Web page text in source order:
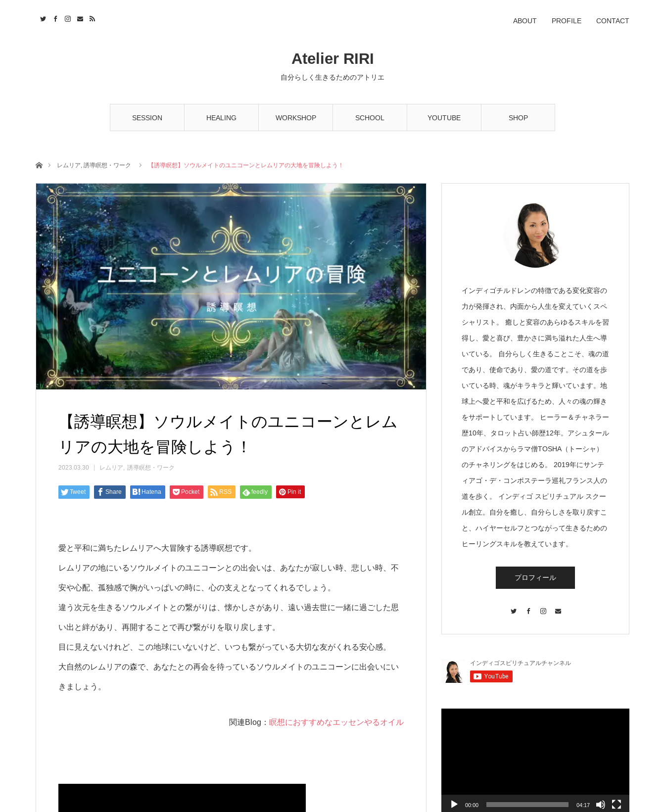
Atelier RIRI
自分らしく生きるためのアトリエ
SESSION HEALING WORKSHOP SCHOOL YOUTUBE SHOP
ABOUT PROFILE CONTACT
ホームレムリア, 誘導瞑想・ワーク 【誘導瞑想】ソウルメイトのユニコーンとレムリアの大地を冒険しよう！
【誘導瞑想】ソウルメイトのユニコーンとレム
リアの大地を冒険しよう！
2023.03.30 レムリア 誘導瞑想・ワーク
Tweet Share Hatena Pocket RSS feedly Pin it
愛と平和に満ちたレムリアへ大冒険する誘導瞑想です。
レムリアの地にいるソウルメイトのユニコーンとの出会いは、あなたが寂しい時、悲しい時、不
安や心配、孤独感で胸がいっぱいの時に、心の支えとなってくれるでしょう。
違う次元を生きるソウルメイトとの繋がりは、懐かしさがあり、遠い過去世に一緒に過ごした思
い出と絆があり、再開することで再び繋がりを取り戻します。
目に見えないけれど、この地球にいないけど、いつも繋がっている大切な友がくれる安心感。
大自然のレムリアの森で、あなたとの再会を待っているソウルメイトのユニコーンに出会いにい
きましょう。
関連Blog： 瞑想におすすめなエッセンやるオイル
インディゴチルドレンの特徴である変化変容の
力が発揮され、内面から人生を変えていくスペ
シャリスト。 癒しと変容のあらゆるスキルを習
得し、愛と喜び、豊かさに満ち溢れた人生へ導
いている。 自分らしく生きることこそ、魂の道
であり、使命であり、愛の道です。その道を歩
いている時、魂がキラキラと輝いています。地
球上へ愛と平和を広げるため、人々の魂の輝き
をサポートしています。 ヒーラー＆チャネラー
歴10年、タロット占い師歴12年。アシュタール
のアドバイスからラマ僧TOSHA（トーシャ）
のチャネリングをはじめる。 2019年にサンテ
ィアゴ・デ・コンポステーラ巡礼フランス人の
道を歩く。 インディゴ スピリチュアル スクー
ル創立。自分を癒し、自分らしさを取り戻すこ
と、ハイヤーセルフとつながって生きるための
ヒーリングスキルを教えています。
プロフィール
00:00 04:17